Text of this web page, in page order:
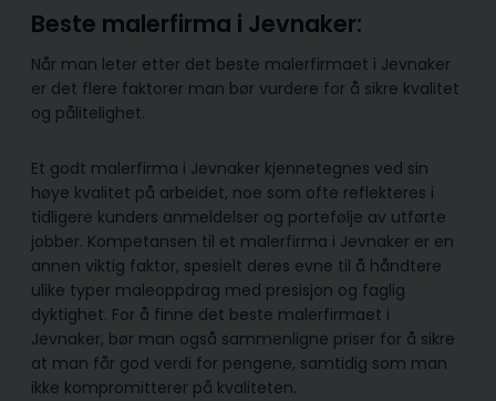
Beste malerfirma i Jevnaker:
Når man leter etter det beste malerfirmaet i Jevnaker
er det flere faktorer man bør vurdere for å sikre kvalitet
og pålitelighet.
Et godt malerfirma i Jevnaker kjennetegnes ved sin
høye kvalitet på arbeidet, noe som ofte reflekteres i
tidligere kunders anmeldelser og portefølje av utførte
jobber. Kompetansen til et malerfirma i Jevnaker er en
annen viktig faktor, spesielt deres evne til å håndtere
ulike typer maleoppdrag med presisjon og faglig
dyktighet. For å finne det beste malerfirmaet i
Jevnaker, bør man også sammenligne priser for å sikre
at man får god verdi for pengene, samtidig som man
ikke kompromitterer på kvaliteten.